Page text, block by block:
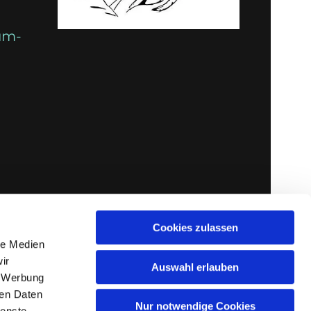
Medien
Daten
Cookies zulassen
Auswahl erlauben
Nur notwendige Cookies